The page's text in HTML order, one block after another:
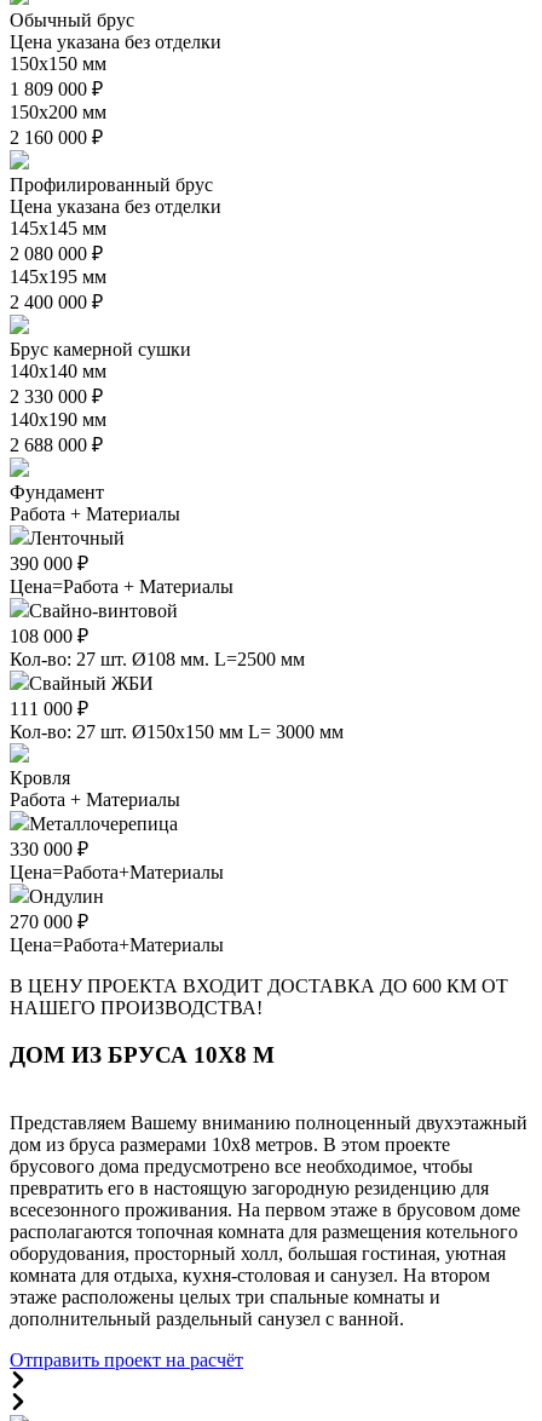
Обычный брус
Цена указана без отделки
150х150 мм
1 809 000 ₽
150х200 мм
2 160 000 ₽
Профилированный брус
Цена указана без отделки
145х145 мм
2 080 000 ₽
145х195 мм
2 400 000 ₽
Брус камерной сушки
140х140 мм
2 330 000 ₽
140х190 мм
2 688 000 ₽
Фундамент
Работа + Материалы
Ленточный
390 000 ₽
Цена=Работа + Материалы
Свайно-винтовой
108 000 ₽
Кол-во: 27 шт. Ø108 мм. L=2500 мм
Свайный ЖБИ
111 000 ₽
Кол-во: 27 шт. Ø150х150 мм L= 3000 мм
Кровля
Работа + Материалы
Металлочерепица
330 000 ₽
Цена=Работа+Материалы
Ондулин
270 000 ₽
Цена=Работа+Материалы
В ЦЕНУ ПРОЕКТА ВХОДИТ ДОСТАВКА ДО 600 КМ ОТ
НАШЕГО ПРОИЗВОДСТВА!
ДОМ ИЗ БРУСА 10Х8 М
Представляем Вашему вниманию полноценный двухэтажный
дом из бруса размерами 10х8 метров. В этом проекте
брусового дома предусмотрено все необходимое, чтобы
превратить его в настоящую загородную резиденцию для
всесезонного проживания. На первом этаже в брусовом доме
располагаются топочная комната для размещения котельного
оборудования, просторный холл, большая гостиная, уютная
комната для отдыха, кухня-столовая и санузел. На втором
этаже расположены целых три спальные комнаты и
дополнительный раздельный санузел с ванной.
Отправить проект на расчёт